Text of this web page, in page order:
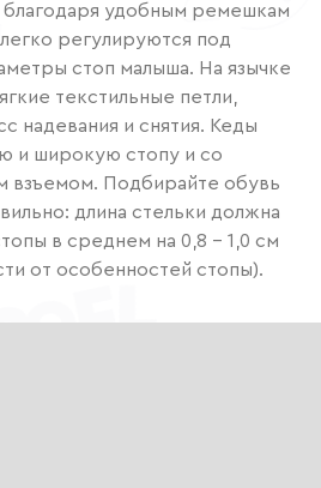
благодаря удобным ремешкам
регулируются под
стоп малыша. На язычке
текстильные петли,
надевания и снятия. Кеды
и широкую стопу и со
взъемом. Подбирайте обувь
длина стельки должна
в среднем на 0,8 – 1,0 см
от особенностей стопы).